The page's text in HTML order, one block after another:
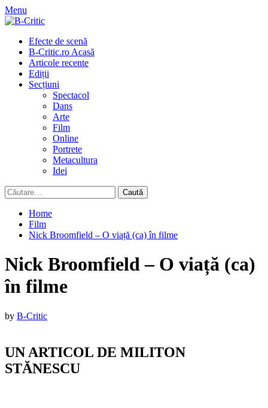
Skip
to
Menu
Primary
Menu
Efecte de scenă
B-Critic.ro Acasă
Articole recente
Ediții
Secțiuni
Spectacol
Dans
Arte
Film
Online
Portrete
Metacultura
Idei
Caută
după:
Home
Film
Nick Broomfield – O viață (ca) în filme
Nick Broomfield – O viață (ca)
în filme
Published
28
octombrie
202222
by B-Critic
UN ARTICOL DE MILITON
STĂNESCU